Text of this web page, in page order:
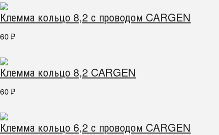
Клемма кольцо 8,2 с проводом CARGEN
60 ₽
Клемма кольцо 8,2 CARGEN
60 ₽
Клемма кольцо 6,2 с проводом CARGEN